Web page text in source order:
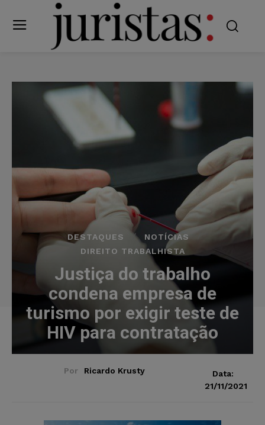
DESTAQUES
NOTÍCIAS
DIREITO TRABALHISTA
Justiça do trabalho
condena empresa de
turismo por exigir teste de
HIV para contratação
Por Ricardo Krusty
Data:
21/11/2021